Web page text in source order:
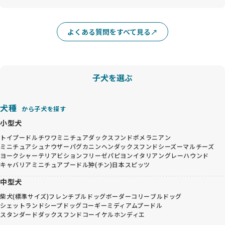
よくある質問をすべて見る
子犬を選ぶ
犬種 から子犬を探す
小型犬
トイプードルチワワミニチュアダックスフンドポメラニアン
ミニチュアシュナウザーパグカニンヘンダックスフンドシーズーマルチーズ
ヨークシャーテリアビションフリーゼパピヨンイタリアングレーハウンド
キャバリア ミニチュアプードル狆(チン)日本スピッツ
中型犬
柴犬(標準サイズ)フレンチブルドッグボーダーコリーブルドッグ
シェットランドシープドッグコーギーミディアムプードル
スタンダードダックスフンドコーイケルホンディエ